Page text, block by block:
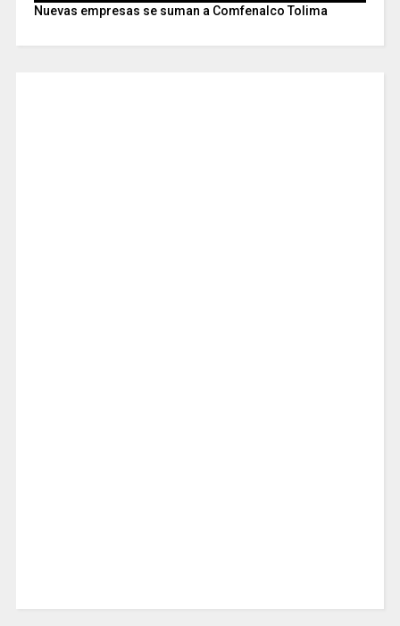
Nuevas empresas se suman a Comfenalco Tolima